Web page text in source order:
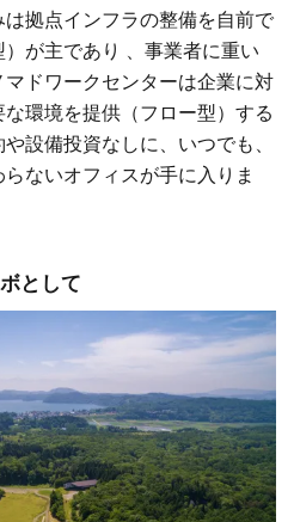
拠点インフラの整備を自前で
が主であり 、事業者に重い
ドワークセンターは企業に対
環境を提供（フロー型）する
設備投資なしに、いつでも、
ないオフィスが手に入りま
として